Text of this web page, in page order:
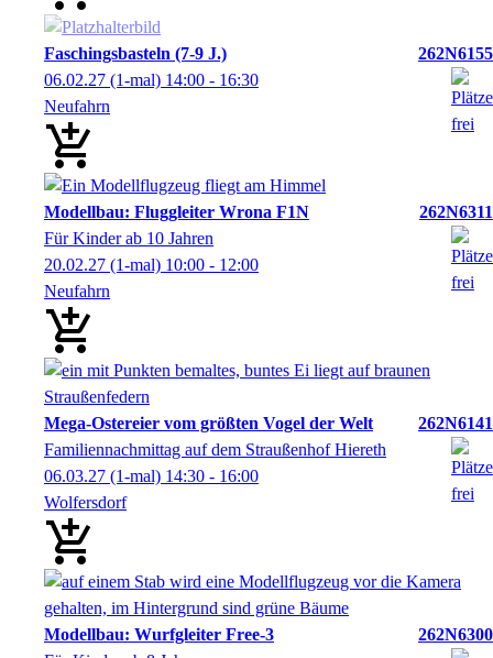
Faschingsbasteln (7-9 J.)
262N6155
06.02.27 (1-mal) 14:00 - 16:30
Neufahrn
Modellbau: Fluggleiter Wrona F1N
262N6311
Für Kinder ab 10 Jahren
20.02.27 (1-mal) 10:00 - 12:00
Neufahrn
Mega-Ostereier vom größten Vogel der Welt
262N6141
Familiennachmittag auf dem Straußenhof Hiereth
06.03.27 (1-mal) 14:30 - 16:00
Wolfersdorf
Modellbau: Wurfgleiter Free-3
262N6300